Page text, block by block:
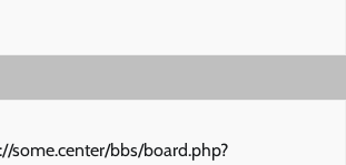
some.center/bbs/board.php?